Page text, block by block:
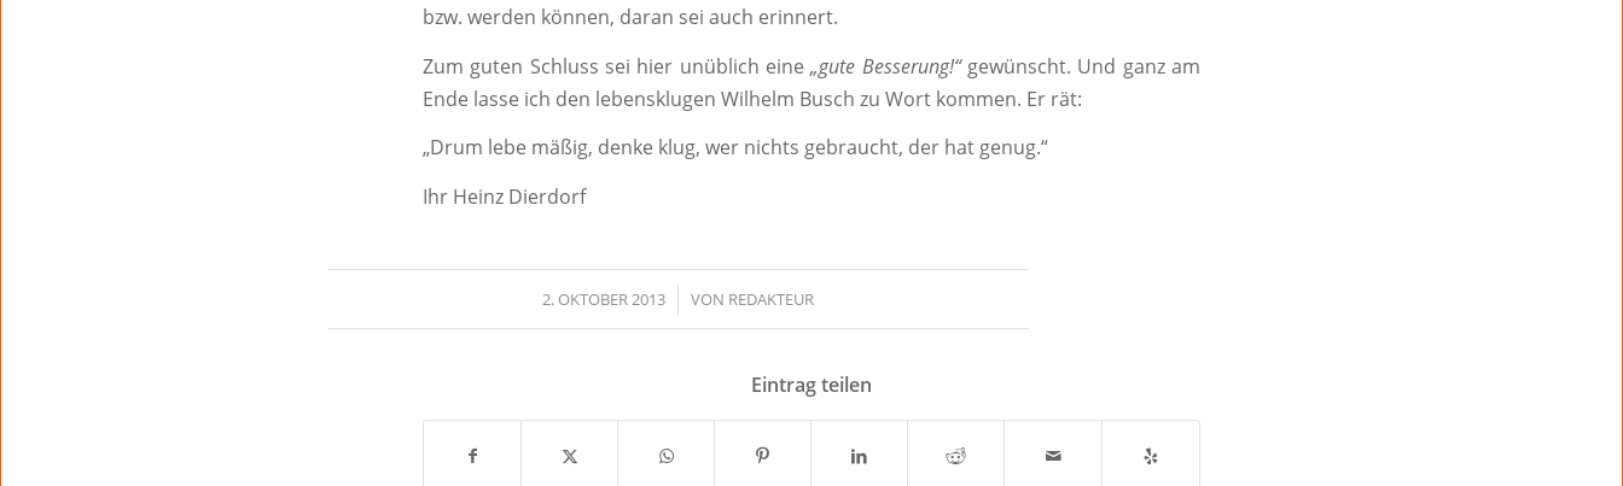
bzw. werden können, daran sei auch erinnert.
Zum guten Schluss sei hier unüblich eine„gute Besserung!“gewünscht. Und ganz am
Ende lasse ich den lebensklugen Wilhelm Busch zu Wort kommen. Er rät:
„Drum lebe mäßig, denke klug, wer nichts gebraucht, der hat genug.“
Ihr Heinz Dierdorf
2. OKTOBER 2013
/ VON REDAKTEUR
Eintrag teilen